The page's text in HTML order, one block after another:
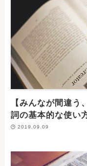
【みんなが間違
詞の基本的な使い
2019.09.09